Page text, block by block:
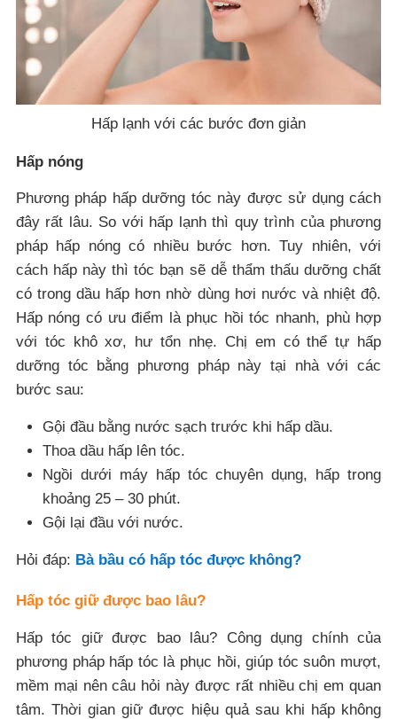
Hấp lạnh với các bước đơn giản
Hấp nóng
Phương pháp hấp dưỡng tóc này được sử dụng cách
đây rất lâu. So với hấp lạnh thì quy trình của phương
pháp hấp nóng có nhiều bước hơn. Tuy nhiên, với
cách hấp này thì tóc bạn sẽ dễ thẩm thấu dưỡng chất
có trong dầu hấp hơn nhờ dùng hơi nước và nhiệt độ.
Hấp nóng có ưu điểm là phục hồi tóc nhanh, phù hợp
với tóc khô xơ, hư tổn nhẹ. Chị em có thể tự hấp
dưỡng tóc bằng phương pháp này tại nhà với các
bước sau:
Gội đầu bằng nước sạch trước khi hấp dầu.
Thoa dầu hấp lên tóc.
Ngồi dưới máy hấp tóc chuyên dụng, hấp trong
khoảng 25 – 30 phút.
Gội lại đầu với nước.
Hỏi đáp: Bà bầu có hấp tóc được không?
Hấp tóc giữ được bao lâu?
Hấp tóc giữ được bao lâu? Công dụng chính của
phương pháp hấp tóc là phục hồi, giúp tóc suôn mượt,
mềm mại nên câu hỏi này được rất nhiều chị em quan
tâm. Thời gian giữ được hiệu quả sau khi hấp không